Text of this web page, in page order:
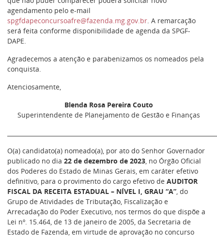
agendamento pelo e-mail
spgfdapeconcursoafre@fazenda.mg.gov.br. A remarcação
será feita conforme disponibilidade de agenda da SPGF-
DAPE.
Agradecemos a atenção e parabenizamos os nomeados pela
conquista.
Atenciosamente,
Blenda Rosa Pereira Couto
Superintendente de Planejamento de Gestão e Finanças
O(a) candidato(a) nomeado(a), por ato do Senhor Governador
publicado no dia 22 de dezembro de 2023, no Órgão Oficial
dos Poderes do Estado de Minas Gerais, em caráter efetivo
definitivo, para o provimento do cargo efetivo de AUDITOR
FISCAL DA RECEITA ESTADUAL – NÍVEL I, GRAU “A”, do
Grupo de Atividades de Tributação, Fiscalização e
Arrecadação do Poder Executivo, nos termos do que dispõe a
Lei nº. 15.464, de 13 de janeiro de 2005, da Secretaria de
Estado de Fazenda, em virtude de aprovação no concurso